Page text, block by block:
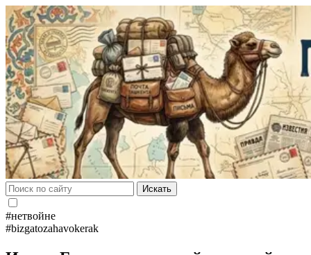
Искать
#нетвойне
#bizgatozahavokerak